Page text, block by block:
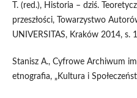
T. (red.), Historia – dziś.
przeszłości, Towarzystwo
UNIVERSITAS, Kraków 2014, s.
Stanisz A., Cyfrowe Archiwum
etnografia, „Kultura i